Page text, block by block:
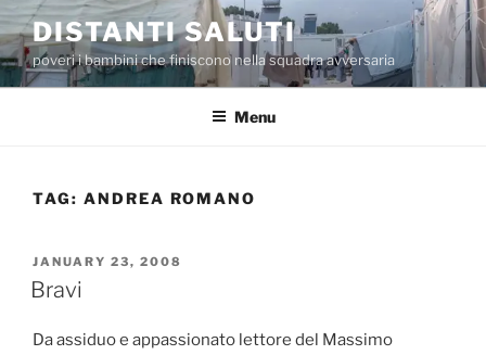
Skip
to
content
DISTANTI SALUTI
poveri i bambini che finiscono nella squadra avversaria
Menu
TAG: ANDREA ROMANO
POSTED
ON
JANUARY 23, 2008
Bravi
Da assiduo e appassionato lettore del Massimo